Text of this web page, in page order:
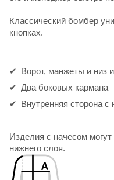
Классический бомбер
кнопках.
Ворот, манжеты и низ
Два боковых кармана
Внутренняя сторона с
Изделия с начесом
нижнего слоя.